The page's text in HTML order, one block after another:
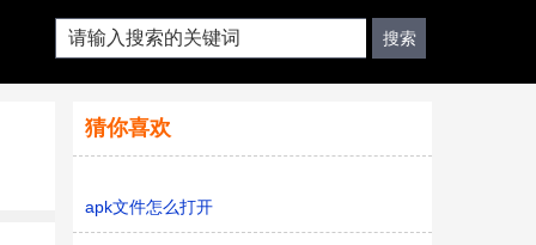
猜你喜欢
apk文件怎么打开